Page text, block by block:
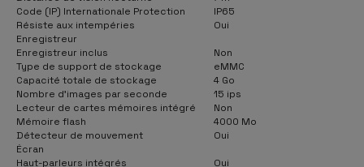
Code (IP) Internationale Protection
IP65
Résiste aux intempéries
Oui
Enregistreur
Enregistreur inclus
Non
Type de support de stockage
eMMC
Capacité totale de stockage
4 Go
Nombre d'images par seconde
15 ips
Lecteur de cartes mémoires intégré
Non
Mémoire flash
4000 Mo
Détecteur de mouvement
Oui
Écran
Haut-parleurs intégrés
Oui